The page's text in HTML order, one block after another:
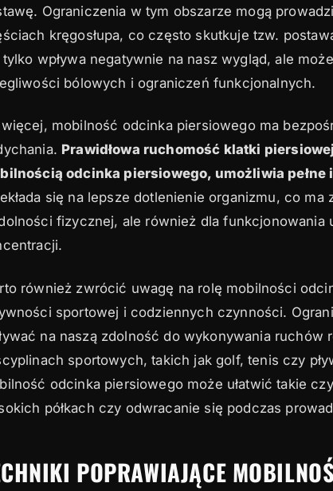
Ograniczenia w tym obszarze mogą
kręgosłupa, co często skutkuje tzw.
tylko wpływa negatywnie na nasz wygląd, ale
bólowych i ograniczeń funkcjonalnych.
mobilność odcinka piersiowego ma
Prawidłowa ruchomość klatki
odcinka piersiowego, umożliwia
się na lepsze dotlenienie organizmu, co
fizycznej, ale również dla funkcjonowania
również zwrócić uwagę na rolę mobilności
sportowej i codziennych czynności.
na naszą zdolność do wykonywania
sportowych, takich jak golf, tenis czy
odcinka piersiowego może ułatwić takie
półkach czy odwracanie się podczas
POPRAWIAJĄCE